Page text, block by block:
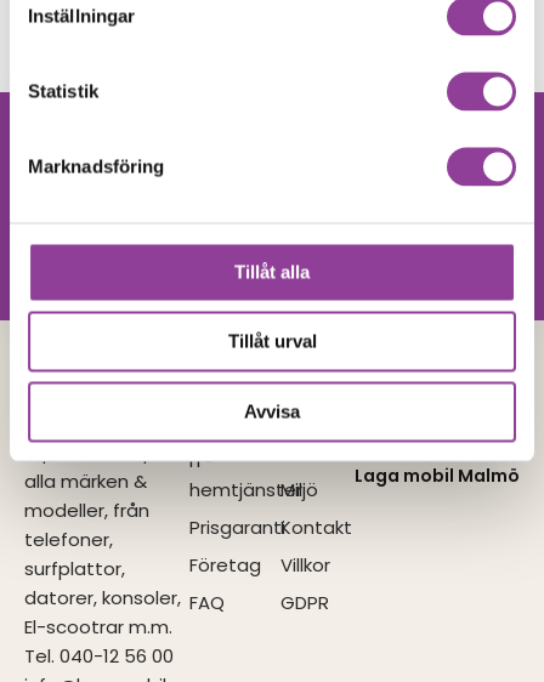
Inställningar
Statistik
Marknadsföring
Tillåt alla
Tillåt urval
Avvisa
Montering utav egen del
Hittar du inte
Vänligen kontakta oss!
Kontakta oss
Lagamobilen
alla märken &
modeller, från
telefoner,
surfplattor,
datorer, konsoler,
El-scootrar m.m.
Tel. 040-12 56 00
Tjänster
Reparationer
IT-
hemtjänster
Prisgaranti
Företag
FAQ
Navigera
Våra
Miljö
Kontakt
Villkor
GDPR
I samarbete
Laga mobil Malmö